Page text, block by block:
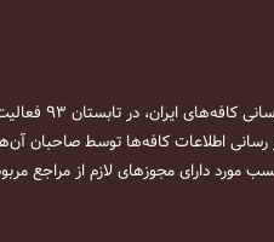
خود را آغاز نمود. این وب‌سایت در نظر دارد تا با معرفی
اطلاعات کافه‌ها توسط صاحبان
مورد دارای مجوزهای لازم از مراجع